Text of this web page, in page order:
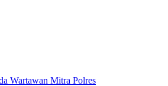
Wartawan Mitra Polres